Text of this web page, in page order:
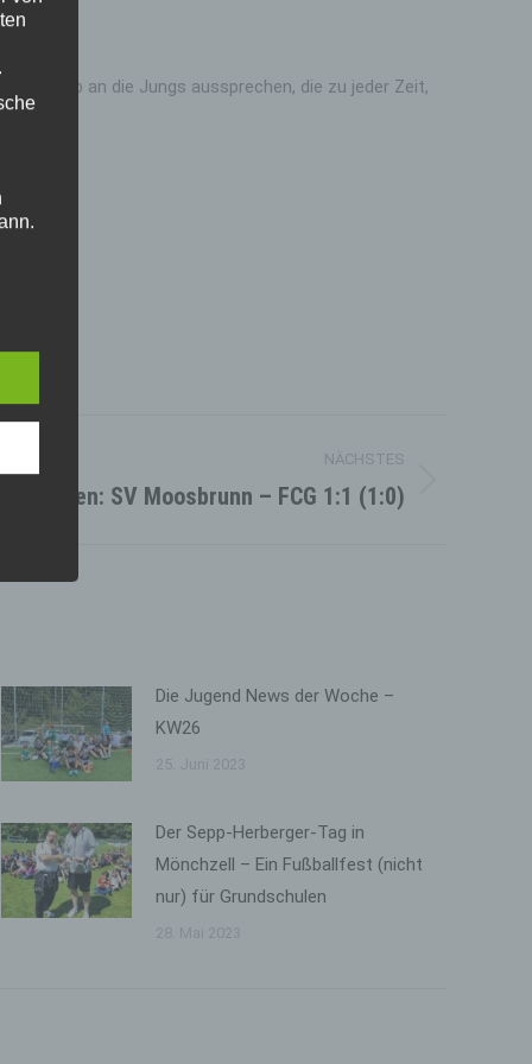
Lob an die Jungs aussprechen, die zu jeder Zeit,
NÄCHSTES
Herren: SV Moosbrunn – FCG 1:1 (1:0)
Die Jugend News der Woche –
KW26
Der Sepp-Herberger-Tag in
Mönchzell – Ein Fußballfest (nicht
nur) für Grundschulen
oder